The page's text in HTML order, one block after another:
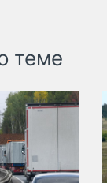
теме